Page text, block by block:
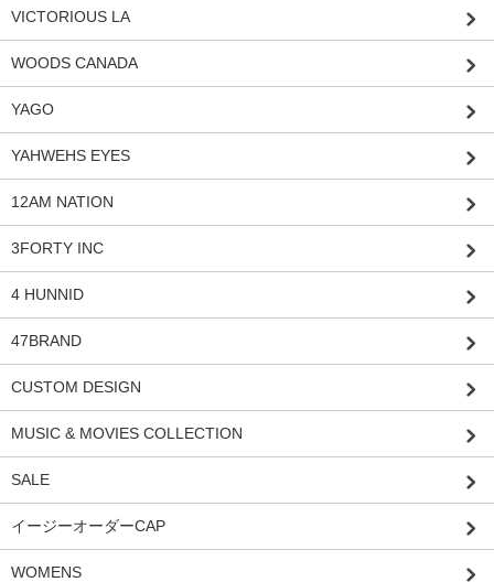
VICTORIOUS LA
WOODS CANADA
YAGO
YAHWEHS EYES
12AM NATION
3FORTY INC
4 HUNNID
47BRAND
CUSTOM DESIGN
MUSIC & MOVIES COLLECTION
SALE
イージーオーダーCAP
WOMENS